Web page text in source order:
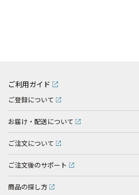
ご利用ガイド
ご登録について
お届け・配送について
ご注文について
ご注文後のサポート
商品の探し方